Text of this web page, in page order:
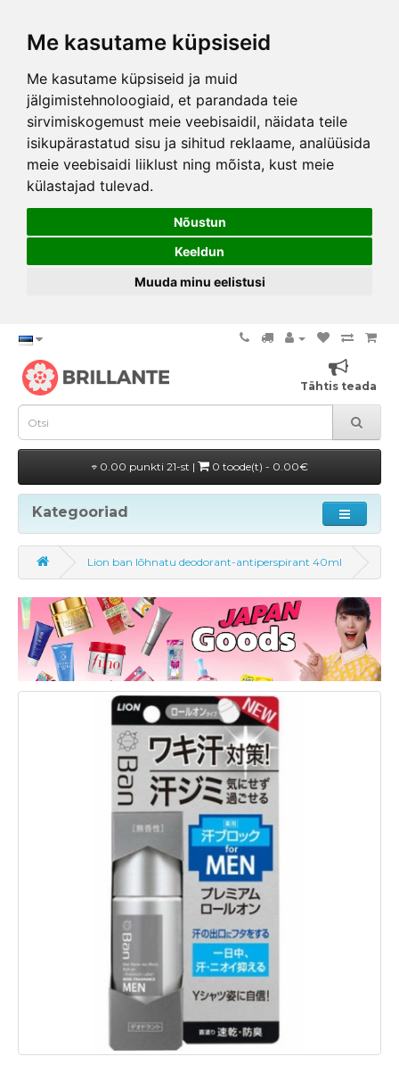
Me kasutame küpsiseid
Me kasutame küpsiseid ja muid
jälgimistehnoloogiaid, et parandada teie
sirvimiskogemust meie veebisaidil, näidata teile
isikupärastatud sisu ja sihitud reklaame, analüüsida
meie veebisaidi liiklust ning mõista, kust meie
külastajad tulevad.
Nõustun
Keeldun
Muuda minu eelistusi
Tähtis teada
0.00 punkti 21-st | 0 toode(t) - 0.00€
Kategooriad
Lion ban lõhnatu deodorant-antiperspirant 40ml